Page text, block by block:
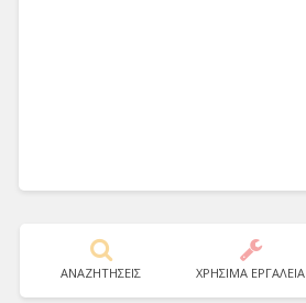
ΑΝΑΖΗΤΗΣΕΙΣ ΧΡΗΣΙΜΑ ΕΡΓΑΛΕΙΑ